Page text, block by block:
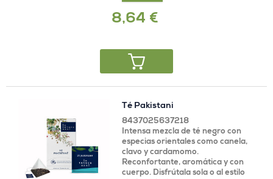
8,64 €
Té Pakistani
8437025637218
Intensa mezcla de té negro con
especias orientales como canela,
clavo y cardamomo.
Reconfortante, aromática y con
cuerpo. Disfrútala sola o al estilo